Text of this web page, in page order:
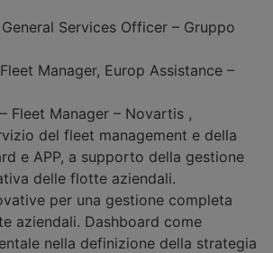
General Services Officer – Gruppo
Fleet Manager, Europ Assistance –
– Fleet Manager – Novartis ,
del fleet management e della
e APP, a supporto della gestione
delle flotte aziendali.
per una gestione completa
aziendali. Dashboard come
nella definizione della strategia